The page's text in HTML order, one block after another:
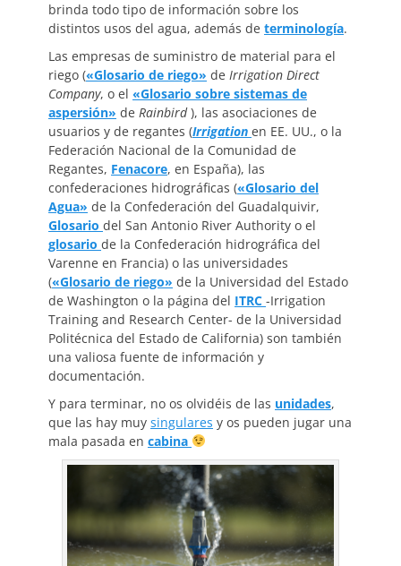
brinda todo tipo de información sobre los
distintos usos del agua, además de terminología.
Las empresas de suministro de material para el
riego («Glosario de riego» de Irrigation Direct
Company, o el «Glosario sobre sistemas de
aspersión» de Rainbird), las asociaciones de
usuarios y de regantes (Irrigation en EE. UU., o la
Federación Nacional de la Comunidad de
Regantes, Fenacore, en España), las
confederaciones hidrográficas («Glosario del
Agua» de la Confederación del Guadalquivir,
Glosario del San Antonio River Authority o el
glosario de la Confederación hidrográfica del
Varenne en Francia) o las universidades
(«Glosario de riego» de la Universidad del Estado
de Washington o la página del ITRC -Irrigation
Training and Research Center- de la Universidad
Politécnica del Estado de California) son también
una valiosa fuente de información y
documentación.
Y para terminar, no os olvidéis de las unidades,
que las hay muy singulares y os pueden jugar una
mala pasada en cabina